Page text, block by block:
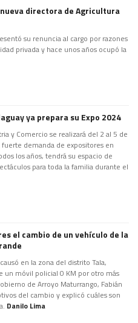
directora de Agricultura
su renuncia al cargo por razones
privada y hace unos años ocupó la
ya prepara su Expo 2024
y Comercio se realizará del 2 al 5 de
demanda de expositores en
los años, tendrá su espacio de
para toda la familia durante el
el cambio de un vehículo de la
en la zona del distrito Tala,
un móvil policial 0 KM por otro más
de Arroyo Maturrango, Fabián
del cambio y explicó cuáles son
Danilo Lima